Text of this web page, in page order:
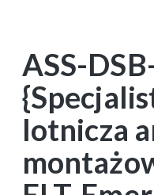
ASS-
lotnicza